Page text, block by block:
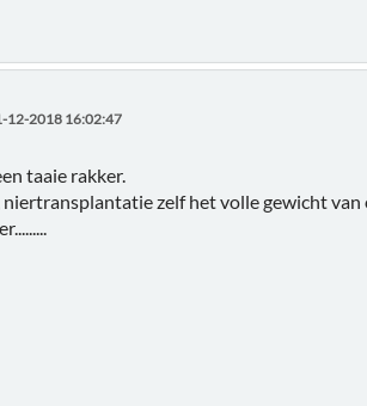
12-2018 16:02:47
taaie rakker.
niertransplantatie zelf het volle gewicht